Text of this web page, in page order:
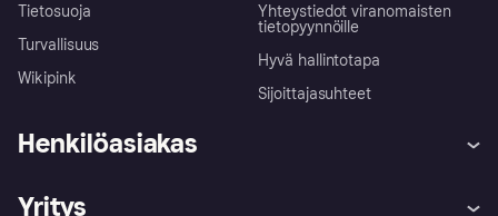
Tietosuoja
Turvallisuus
Wikipink
Yhteystiedot viranomaisten
tietopyynnöille
Hyvä hallintotapa
Sijoittajasuhteet
Henkilöasiakas
Yritys